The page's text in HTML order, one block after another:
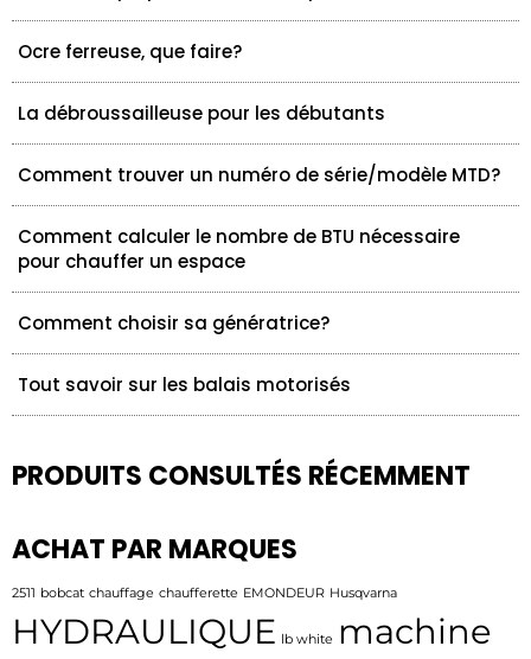
Ocre ferreuse, que faire?
La débroussailleuse pour les débutants
Comment trouver un numéro de série/modèle MTD?
Comment calculer le nombre de BTU nécessaire
pour chauffer un espace
Comment choisir sa génératrice?
Tout savoir sur les balais motorisés
PRODUITS CONSULTÉS RÉCEMMENT
ACHAT PAR MARQUES
2511 bobcat chauffage chaufferette EMONDEUR Husqvarna
HYDRAULIQUE lb white machine